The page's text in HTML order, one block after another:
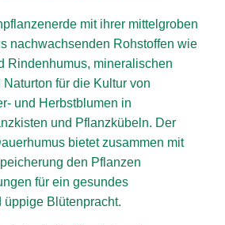
mit ihrer mittelgroben
nachwachsenden Rohstoffen wie
Rindenhumus, mineralischen
Naturton für die Kultur von
und Herbstblumen in
und Pflanzkübeln. Der
bietet zusammen mit
den Pflanzen
für ein gesundes
üppige Blütenpracht.